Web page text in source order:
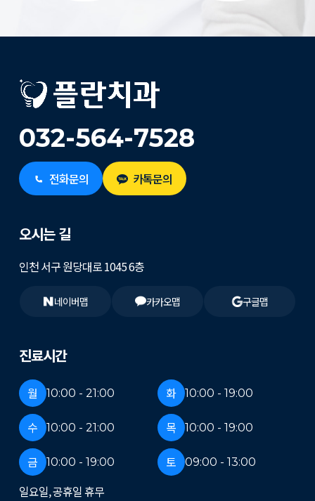
032-564-7528
전화문의 카톡문의
진료시간
월 10:00 - 21:00 화 10:00 - 19:00
수 10:00 - 21:00 목 10:00 - 19:00
금 10:00 - 19:00 토 09:00 - 13:00
일요일, 공휴일 휴무
오시는 길
인천 서구 원당대로 1045 6층
네이버맵 카카오맵 구글맵